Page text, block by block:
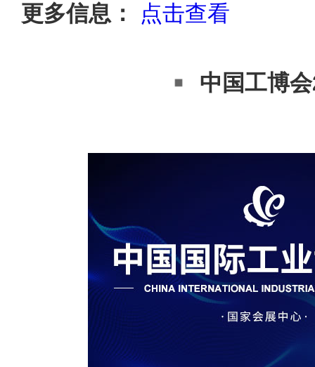
更多信息：
点击查看
中国工博